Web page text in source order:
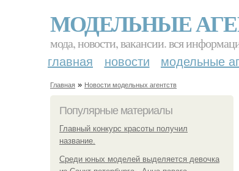
МОДЕЛЬНЫЕ
мода, новости, вакансии. вся
главная новости модельные
Главная » Новости модельных агентств
Популярные материалы
Главный конкурс красоты получил
название.
Среди юных моделей выделяется девочка